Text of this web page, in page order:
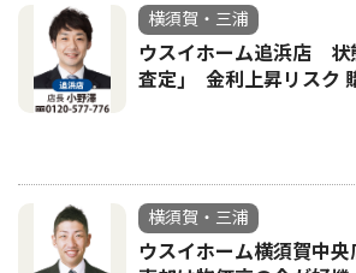
横須賀・三浦
ウスイホーム追浜店 状
査定｣ 金利上昇リスク
横須賀・三浦
ウスイホーム横須賀中